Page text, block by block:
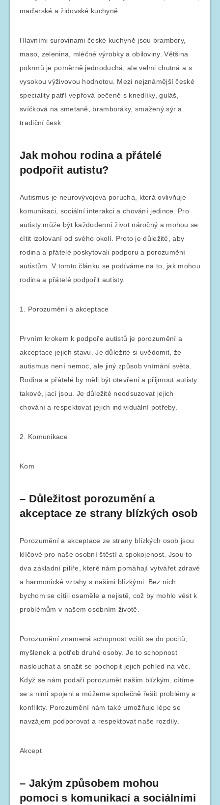
maďarské a židovské kuchyně.
Hlavními surovinami české kuchyně jsou brambory,
maso, zelenina, mléčné výrobky a obiloviny. Většina
pokrmů je poměrně jednoduchá, ale velmi chutná a s
vysokou výživovou hodnotou. Mezi nejznámější české
speciality patří vepřová pečeně s knedlíky, guláš,
svíčková na smetaně, bramboráky, smažený sýr a
tradiční česk
Jak mohou rodina a přátelé
podpořit autistu?
Autismus je neurovývojová porucha, která ovlivňuje
komunikaci, sociální interakci a chování jedince. Pro
autisty může být každodenní život náročný a mohou se
cítit izolovaní od svého okolí. Proto je důležité, aby
rodina a přátelé poskytovali podporu a porozumění
autistům. V tomto článku se podíváme na to, jak mohou
rodina a přátelé podpořit autisty.
1. Porozumění a akceptace
Prvním krokem k podpoře autistů je porozumění a
akceptace jejich stavu. Je důležité si uvědomit, že
autismus není nemoc, ale jiný způsob vnímání světa.
Rodina a přátelé by měli být otevření a přijmout autisty
takové, jací jsou. Je důležité neodsuzovat jejich
chování a respektovat jejich individuální potřeby.
2. Komunikace
Kom
– Důležitost porozumění a
akceptace ze strany blízkých osob
Porozumění a akceptace ze strany blízkých osob jsou
klíčové pro naše osobní štěstí a spokojenost. Jsou to
dva základní pilíře, které nám pomáhají vytvářet zdravé
a harmonické vztahy s našimi blízkými. Bez nich
bychom se cítili osaměle a nejistě, což by mohlo vést k
problémům v našem osobním životě.
Porozumění znamená schopnost vcítit se do pocitů,
myšlenek a potřeb druhé osoby. Je to schopnost
naslouchat a snažit se pochopit jejich pohled na věc.
Když se nám podaří porozumět našim blízkým, cítíme
se s nimi spojeni a můžeme společně řešit problémy a
konflikty. Porozumění nám také umožňuje lépe se
navzájem podporovat a respektovat naše rozdíly.
Akcept
– Jakým způsobem mohou
pomoci s komunikací a sociálními